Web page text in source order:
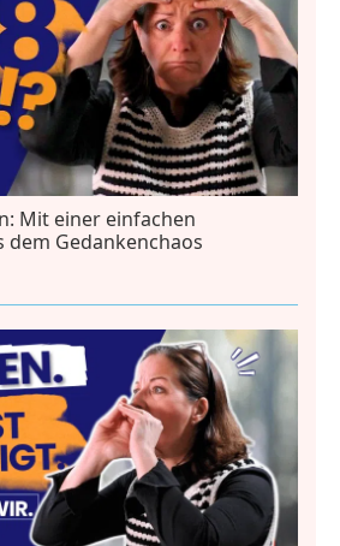
Mit einer einfachen
dem Gedankenchaos